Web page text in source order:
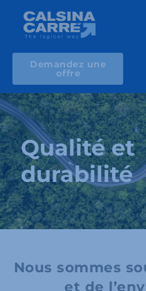
Aller
Demandez une
offre
Qualité et
durabilité
Nous sommes
et de